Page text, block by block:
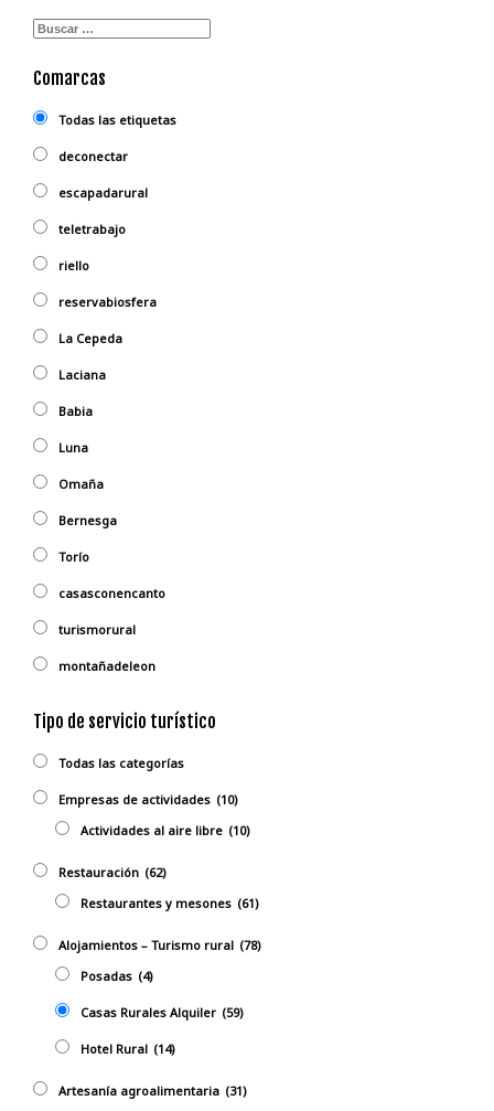
Comarcas
Todas las etiquetas
deconectar
escapadarural
teletrabajo
riello
reservabiosfera
La Cepeda
Laciana
Babia
Luna
Omaña
Bernesga
Torío
casasconencanto
turismorural
montañadeleon
Tipo de servicio turístico
Todas las categorías
Empresas de actividades (10)
Actividades al aire libre (10)
Restauración (62)
Restaurantes y mesones (61)
Alojamientos – Turismo rural (78)
Posadas (4)
Casas Rurales Alquiler (59)
Hotel Rural (14)
Artesanía agroalimentaria (31)